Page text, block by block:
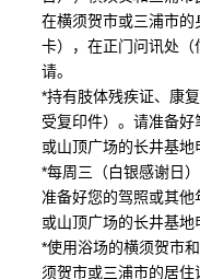
在横须贺市或三浦市
卡），在正门问讯处
请。
*持有肢体残疾证、康
受复印件）。请准备好
或山顶广场的长井基地
*每周三（白银感谢日
准备好您的驾照或其他
或山顶广场的长井基地
*使用浴场的横须贺市
须贺市或三浦市的居住